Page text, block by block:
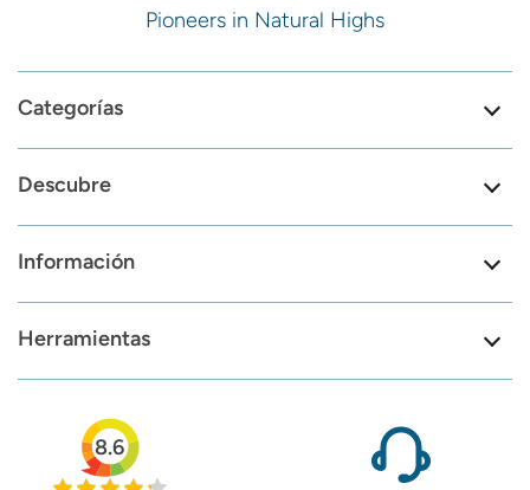
Pioneers in Natural Highs
Categorías
Descubre
Información
Herramientas
8.6